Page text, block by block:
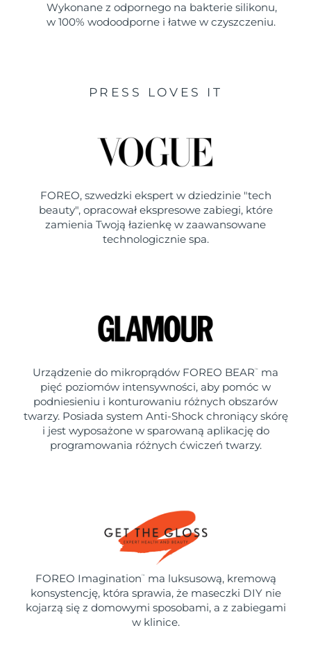
Wykonane z odpornego na bakterie silikonu,
w 100% wodoodporne i łatwe w czyszczeniu.
PRESS LOVES IT
FOREO, szwedzki ekspert w dziedzinie "tech
beauty", opracował ekspresowe zabiegi, które
zamienia Twoją łazienkę w zaawansowane
technologicznie spa.
Urządzenie do mikroprądów FOREO BEAR ™
ma
pięć poziomów intensywności, aby pomóc w
podniesieniu i konturowaniu różnych obszarów
twarzy. Posiada system Anti-Shock chroniący skórę
i jest wyposażone w sparowaną aplikację do
programowania różnych ćwiczeń twarzy.
FOREO Imagination ™
ma luksusową, kremową
konsystencję, która sprawia, że maseczki DIY nie
kojarzą się z domowymi sposobami, a z zabiegami
w klinice.